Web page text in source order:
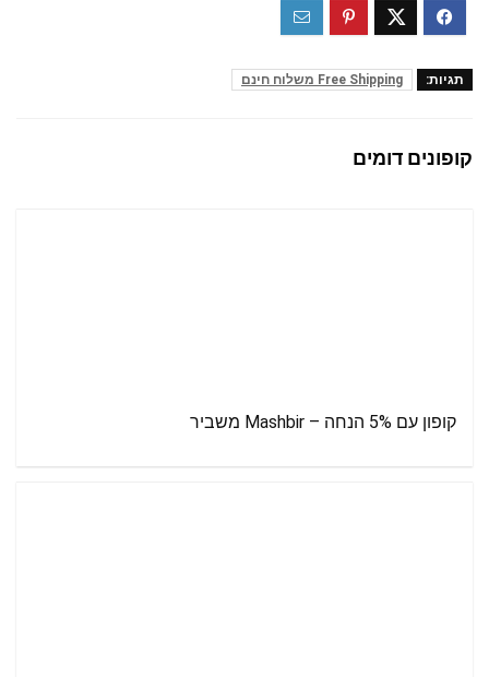
תגיות: Free Shipping משלוח חינם
קופונים דומים
קופון עם 5% הנחה – Mashbir משביר